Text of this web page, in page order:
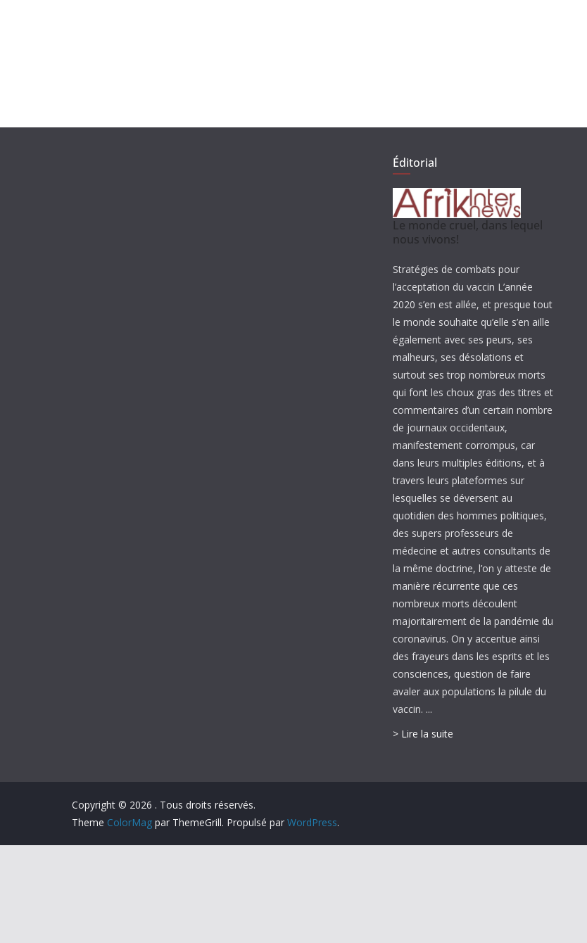
Éditorial
Le monde cruel, dans lequel
nous vivons!
Stratégies de combats pour
l’acceptation du vaccin L’année
2020 s’en est allée, et presque tout
le monde souhaite qu’elle s’en aille
également avec ses peurs, ses
malheurs, ses désolations et
surtout ses trop nombreux morts
qui font les choux gras des titres et
commentaires d’un certain nombre
de journaux occidentaux,
manifestement corrompus, car
dans leurs multiples éditions, et à
travers leurs plateformes sur
lesquelles se déversent au
quotidien des hommes politiques,
des supers professeurs de
médecine et autres consultants de
la même doctrine, l’on y atteste de
manière récurrente que ces
nombreux morts découlent
majoritairement de la pandémie du
coronavirus. On y accentue ainsi
des frayeurs dans les esprits et les
consciences, question de faire
avaler aux populations la pilule du
vaccin. ...
> Lire la suite
Copyright © 2026 . Tous droits réservés.
Theme ColorMag par ThemeGrill. Propulsé par WordPress.